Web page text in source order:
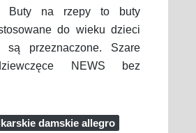
Buty na rzepy to buty
do wieku dzieci
są przeznaczone. Szare
NEWS bez
damskie allegro